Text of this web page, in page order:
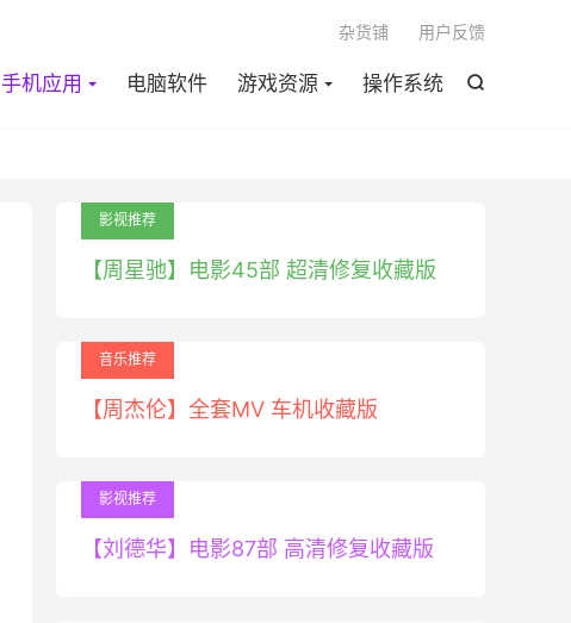

手机应用 电脑软件 游戏资源 操作系统
杂货铺 用户反馈
影视推荐
【周星驰】电影45部 超清修复收藏版
音乐推荐
【周杰伦】全套MV 车机收藏版
影视推荐
【刘德华】电影87部 高清修复收藏版